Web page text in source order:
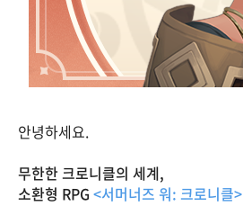
안녕하세요.
무한한 크로니클의 세계,
소환형 RPG <서머너즈 워: 크로니클>